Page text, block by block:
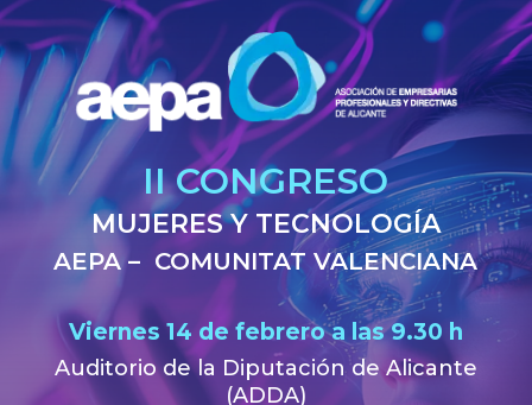
II CONGRESO
MUJERES Y TECNOLOGÍA
AEPA – COMUNITAT VALENCIANA
Viernes 14 de febrero a las 9.30 h
Auditorio de la Diputación de Alicante
(ADDA)